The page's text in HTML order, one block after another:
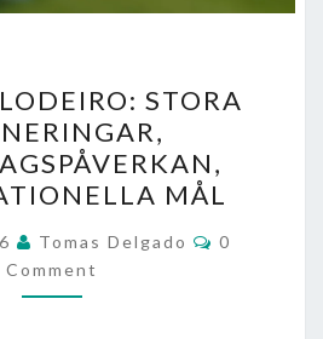
LODEIRO:
STORA
TURNERINGAR,
LANDSLAGSPÅVERKAN,
INTERNATIONELLA
MÅL
STORA
MÅL
Tomas Delgado Comments
0
Comment